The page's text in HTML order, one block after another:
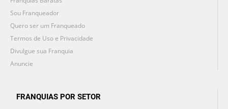
Sou Franqueador
Quero ser um Franqueado
Termos de Uso e Privacidade
Divulgue sua Franquia
Anuncie
FRANQUIAS POR SETOR